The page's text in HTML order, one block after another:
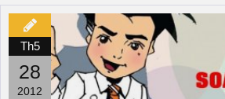
Th5
28
2012